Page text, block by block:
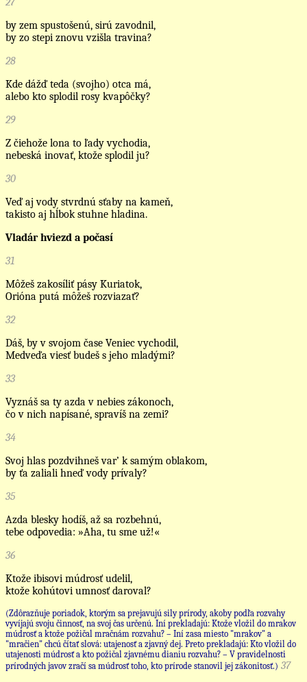
by zem spustošenú, sirú zavodnil,
by zo stepi znovu vzišla travina?
28
Kde dážď teda (svojho) otca má,
alebo kto splodil rosy kvapôčky?
29
Z čiehože lona to ľady vychodia,
nebeská inovať, ktože splodil ju?
30
Veď aj vody stvrdnú sťaby na kameň,
takisto aj hĺbok stuhne hladina.
Vladár hviezd a počasí
31
Môžeš zakosíliť pásy Kuriatok,
Orióna putá môžeš rozviazať?
32
Dáš, by v svojom čase Veniec vychodil,
Medveďa viesť budeš s jeho mladými?
33
Vyznáš sa ty azda v nebies zákonoch,
čo v nich napísané, spravíš na zemi?
34
Svoj hlas pozdvihneš var’ k samým oblakom,
by ťa zaliali hneď vody prívaly?
35
Azda blesky hodíš, až sa rozbehnú,
tebe odpovedia: »Aha, tu sme už!«
36
Ktože ibisovi múdrosť udelil,
ktože kohútovi umnosť daroval?
(Zdôrazňuje poriadok, ktorým sa prejavujú sily prírody, akoby podľa rozvahy
vyvíjajú svoju činnosť, na svoj čas určenú. Iní prekladajú: Ktože vložil do mrakov
múdrosť a ktože požičal mračnám rozvahu? – Iní zasa miesto "mrakov" a
"mračien" chcú čítať slová: utajenosť a zjavný dej. Preto prekladajú: Kto vložil do
utajenosti múdrosť a kto požičal zjavnému dianiu rozvahu? – V pravidelnosti
prírodných javov zračí sa múdrosť toho, kto prírode stanovil jej zákonitosť.) 37